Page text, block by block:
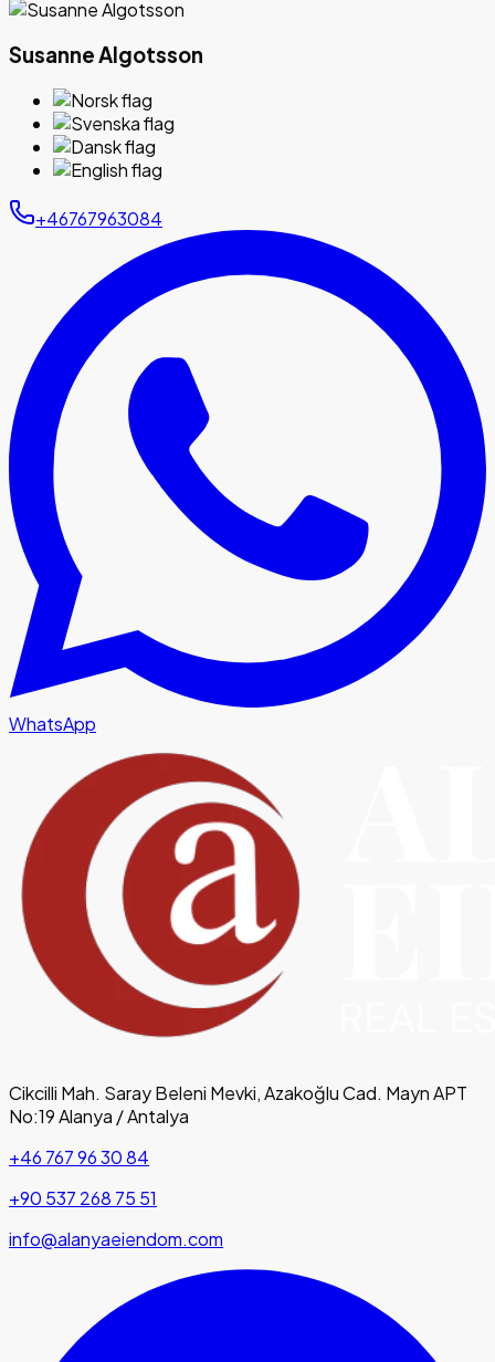
Susanne Algotsson
+46767963084
WhatsApp
Cikcilli Mah. Saray Beleni Mevki, Azakoğlu Cad. Mayn APT
No:19 Alanya / Antalya
+46 767 96 30 84
+90 537 268 75 51
info@alanyaeiendom.com